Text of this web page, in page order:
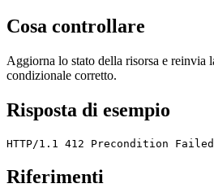
Cosa controllare
Aggiorna lo stato della risorsa e reinvia
condizionale corretto.
Risposta di esempio
HTTP/1.1 412 Precondition Failed
Riferimenti